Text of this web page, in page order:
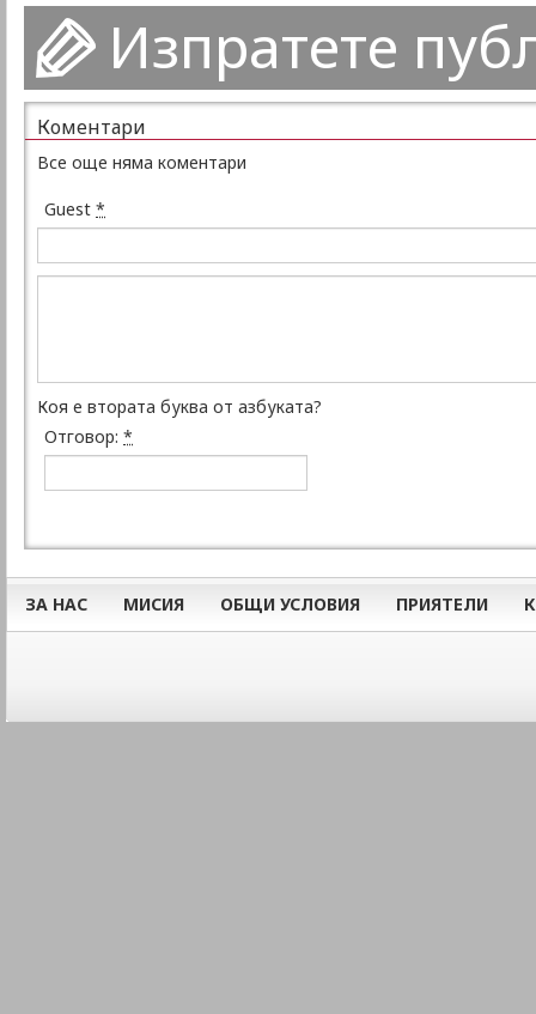
Изпратете
Коментари
Все още няма коментари
Guest *
Коя е втората буква от азбуката?
Отговор: *
ЗА НАС МИСИЯ ОБЩИ УСЛОВИЯ ПРИЯТЕЛИ